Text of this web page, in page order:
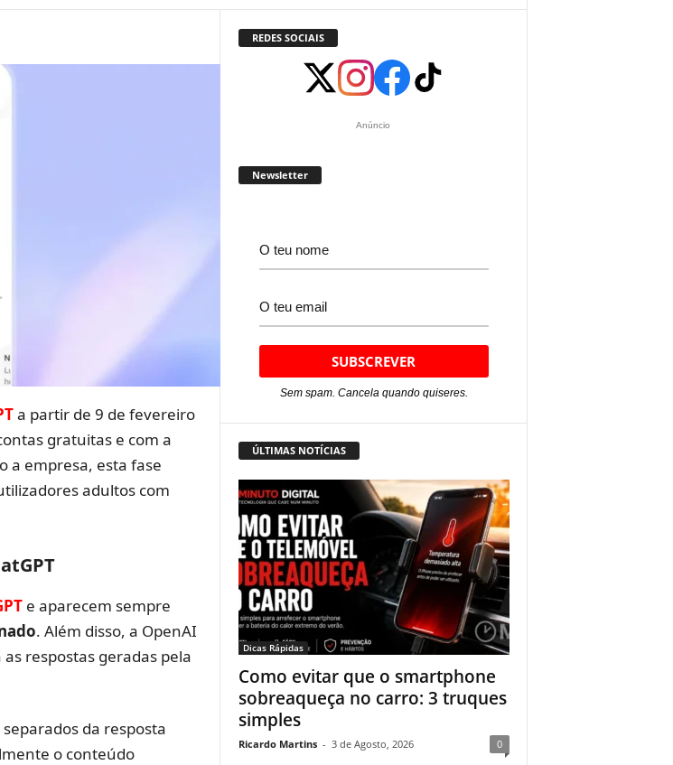
a partir de 9 de fevereiro
gratuitas e com a
a empresa, esta fase
adultos com
e aparecem sempre
. Além disso, a OpenAI
respostas geradas pela
da resposta
o conteúdo
REDES SOCIAIS
Anúncio
Newsletter
Sem spam. Cancela quando quiseres.
ÚLTIMAS NOTÍCIAS
Dicas Rápidas
Como evitar que o smartphone
sobreaqueça no carro: 3 truques
simples
Ricardo Martins - 3 de Agosto, 2026 0